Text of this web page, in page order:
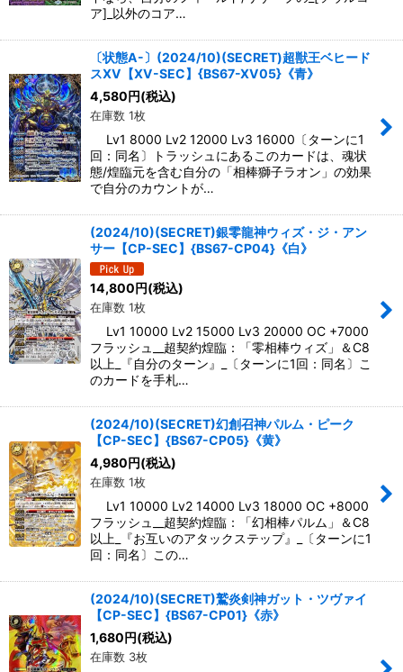
ア]_以外のコア…
〔状態A-〕(2024/10)(SECRET)超獣王ベヒード
スXV【XV-SEC】{BS67-XV05}《青》
4,580 円(税込)
在庫数 1枚
Lv1 8000 Lv2 12000 Lv3 16000〔ターンに1
回：同名〕トラッシュにあるこのカードは、魂状
態/煌臨元を含む自分の「相棒獅子ラオン」の効果
で自分のカウントが…
(2024/10)(SECRET)銀零龍神ウィズ・ジ・アン
サー【CP-SEC】{BS67-CP04}《白》
14,800円(税込)
在庫数 1枚
Lv1 10000 Lv2 15000 Lv3 20000 OC +7000
フラッシュ__超契約煌臨：「零相棒ウィズ」＆C8
以上_『自分のターン』_〔ターンに1回：同名〕こ
のカードを手札…
(2024/10)(SECRET)幻創召神パルム・ピーク
【CP-SEC】{BS67-CP05}《黄》
4,980円(税込)
在庫数 1枚
Lv1 10000 Lv2 14000 Lv3 18000 OC +8000
フラッシュ__超契約煌臨：「幻相棒パルム」＆C8
以上_『お互いのアタックステップ』_〔ターンに1
回：同名〕この…
(2024/10)(SECRET)鷲炎剣神ガット・ツヴァイ
【CP-SEC】{BS67-CP01}《赤》
1,680円(税込)
在庫数 3枚